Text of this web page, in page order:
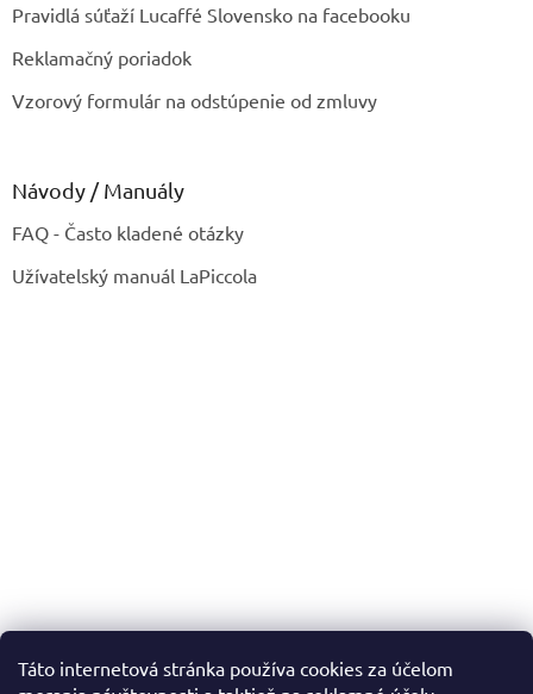
Táto internetová stránka používa cookies za účelom
Pravidlá súťaží Lucaffé Slovensko na facebooku
Reklamačný poriadok
Vzorový formulár na odstúpenie od zmluvy
Návody / Manuály
FAQ - Často kladené otázky
Užívatelský manuál LaPiccola